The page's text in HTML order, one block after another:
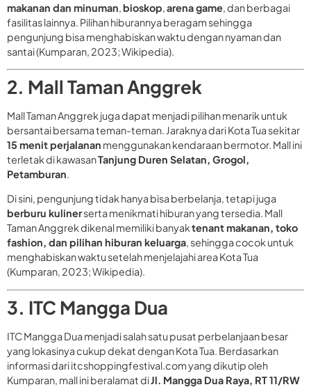
makanan dan minuman,bioskop,arena game, dan berbagai
fasilitas lainnya. Pilihan hiburannya beragam sehingga
pengunjung bisa menghabiskan waktu dengan nyaman dan
santai (Kumparan, 2023; Wikipedia).
2. Mall Taman Anggrek
Mall Taman Anggrek juga dapat menjadi pilihan menarik untuk
bersantai bersama teman-teman. Jaraknya dari Kota Tua sekitar
15 menit perjalanan menggunakan kendaraan bermotor. Mall ini
terletak di kawasanTanjung Duren Selatan, Grogol,
Petamburan.
Di sini, pengunjung tidak hanya bisa berbelanja, tetapi juga
berburu kulinerserta menikmati hiburan yang tersedia. Mall
Taman Anggrek dikenal memiliki banyaktenant makanan, toko
fashion, dan pilihan hiburan keluarga, sehingga cocok untuk
menghabiskan waktu setelah menjelajahi area Kota Tua
(Kumparan, 2023; Wikipedia).
3. ITC Mangga Dua
ITC Mangga Dua menjadi salah satu pusat perbelanjaan besar
yang lokasinya cukup dekat dengan Kota Tua. Berdasarkan
informasi dari itcshoppingfestival.com yang dikutip oleh
Kumparan, mall ini beralamat diJl. Mangga Dua Raya, RT 11/RW